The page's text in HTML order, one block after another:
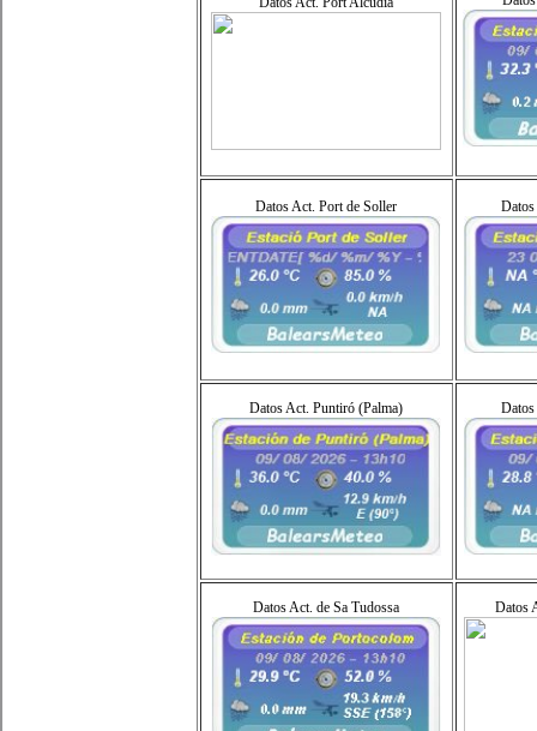
Datos Act. Port de Soller
Datos Act. Puntiró (Palma) Datos
Datos Act. de Sa Tudossa Datos